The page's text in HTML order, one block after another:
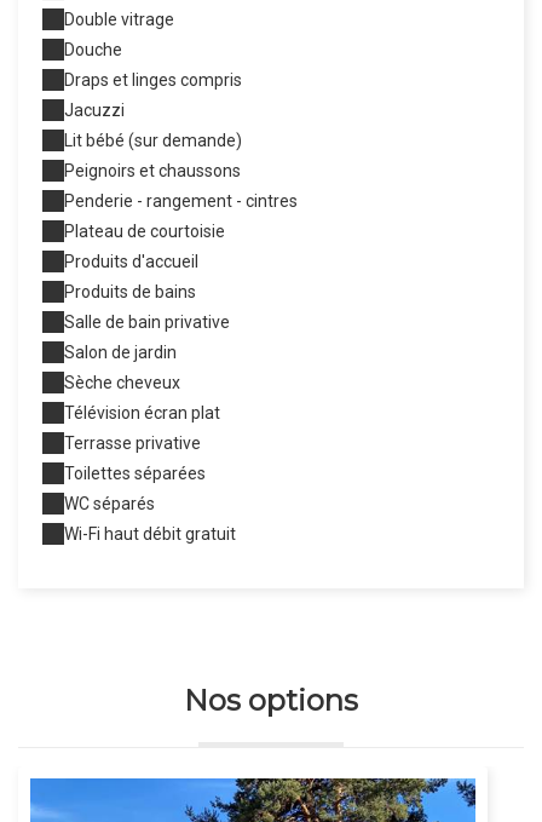
Double vitrage
Douche
Draps et linges compris
Jacuzzi
Lit bébé (sur demande)
Peignoirs et chaussons
Penderie - rangement - cintres
Plateau de courtoisie
Produits d'accueil
Produits de bains
Salle de bain privative
Salon de jardin
Sèche cheveux
Télévision écran plat
Terrasse privative
Toilettes séparées
WC séparés
Wi-Fi haut débit gratuit
Nos options